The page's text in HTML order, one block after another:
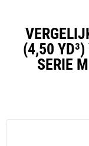
(4,50 YD³)
SERIE